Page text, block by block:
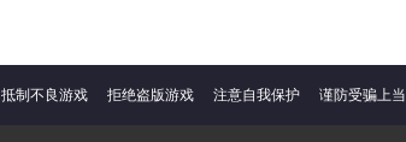
抵制不良游戏 拒绝盗版游戏 注意自我保护 谨防受骗上当